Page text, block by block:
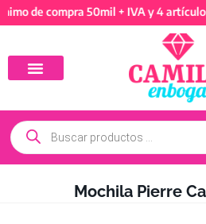
de compra 50mil + IVA y 4
Mochila Pierre